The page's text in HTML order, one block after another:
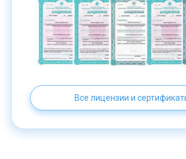
Все лицензии и